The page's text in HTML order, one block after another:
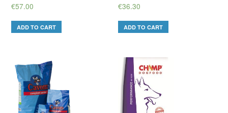
€57.00
ADD TO CART
€36.30
ADD TO CART